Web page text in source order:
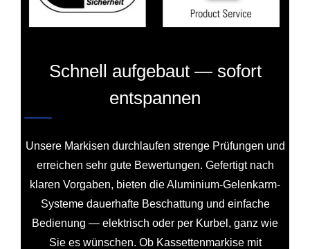
Schnell aufgebaut — sofort
entspannen
Unsere Markisen durchlaufen strenge Prüfungen und
erreichen sehr gute Bewertungen. Gefertigt nach
klaren Vorgaben, bieten die Aluminium-Gelenkarm-
Systeme dauerhafte Beschattung und einfache
Bedienung — elektrisch oder per Kurbel, ganz wie
Sie es wünschen. Ob Kassettenmarkise mit